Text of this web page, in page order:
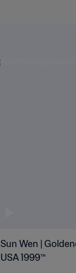
Sun Wen |
USA 1999™